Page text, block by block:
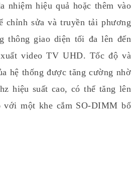
nhiệm hiệu quả hoặc thêm vào
chỉnh sửa và truyền tải phương
thông giao diện tối đa lên đến
video TV UHD. Tốc độ và
hệ thống được tăng cường nhờ
hiệu suất cao, có thể tăng lên
với một khe cắm SO-DIMM bổ